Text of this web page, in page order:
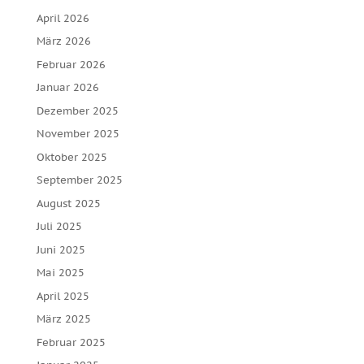
April 2026
März 2026
Februar 2026
Januar 2026
Dezember 2025
November 2025
Oktober 2025
September 2025
August 2025
Juli 2025
Juni 2025
Mai 2025
April 2025
März 2025
Februar 2025